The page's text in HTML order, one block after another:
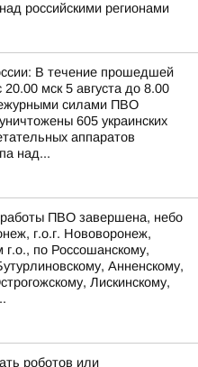
российскими регионами
В течение прошедшей
мск 5 августа до 8.00
силами ПВО
605 украинских
аппаратов
над...
ПВО завершена, небо
г.о.г. Нововоронеж,
г.о., по Россошанскому,
Анненскому,
Лискинскому,
роботов или